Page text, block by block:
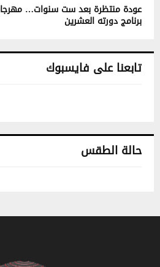
عودة منتظرة بعد ست سنوات…
برنامج دورته العشرين
تابعنا على فايسبوك
حالة الطقس